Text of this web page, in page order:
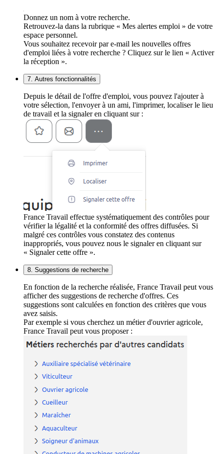
Donnez un nom à votre recherche.
Retrouvez-la dans la rubrique « Mes alertes emploi » de votre
espace personnel.
Vous souhaitez recevoir par e-mail les nouvelles offres
d'emploi liées à votre recherche ? Cliquez sur le lien « Activer
la réception ».
7. Autres fonctionnalités
Depuis le détail de l'offre d'emploi, vous pouvez l'ajouter à
votre sélection, l'envoyer à un ami, l'imprimer, localiser le lieu
de travail et la signaler en cliquant sur :
France Travail effectue systématiquement des contrôles pour
vérifier la légalité et la conformité des offres diffusées. Si
malgré ces contrôles vous constatez des contenus
inappropriés, vous pouvez nous le signaler en cliquant sur
« Signaler cette offre ».
8. Suggestions de recherche
En fonction de la recherche réalisée, France Travail peut vous
afficher des suggestions de recherche d'offres. Ces
suggestions sont calculées en fonction des critères que vous
avez saisis.
Par exemple si vous cherchez un métier d'ouvrier agricole,
France Travail peut vous proposer :